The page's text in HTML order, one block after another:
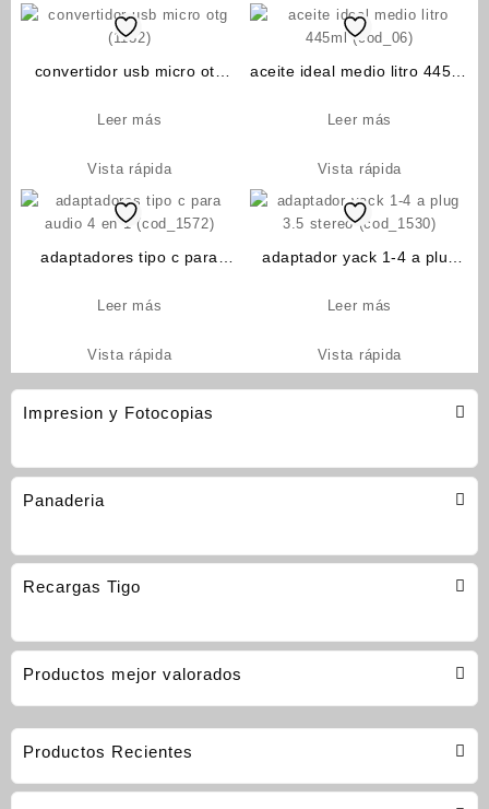
Impresion y Fotocopias
Panaderia
Recargas Tigo
Productos mejor valorados
convertidor usb micro otg
Leer más
Vista rápida
aceite ideal medio litro 445ml
Leer más
Vista rápida
adaptadores tipo c para
Leer más
Vista rápida
adaptador yack 1-4 a plug
Leer más
Vista rápida
Productos Recientes